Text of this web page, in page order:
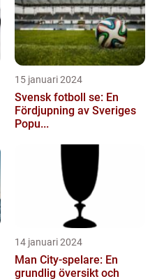
15 januari 2024
Svensk fotboll se: En
Fördjupning av Sveriges
Popu...
14 januari 2024
Man City-spelare: En
grundlig översikt och